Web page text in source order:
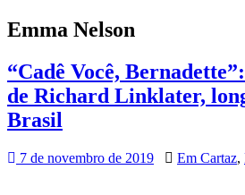
Emma Nelson
“Cadê Você,
de Richard Linklater,
Brasil
7 de novembro de 2019 Em Cartaz,